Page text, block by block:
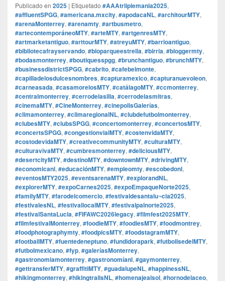
Publicado en 2025 | Etiquetado #AAAtriiplemania2025,
#affluentSPGG, #americana.mxcity, #apodacaNL, #architourMTY,
#arenaMonterrey, #arenamty, #artbusmetro,
#artecontemporáneoMTY, #arteMTY, #artgenresMTY,
#artmarketantiguo, #arttourMTY, #atreyuMTY, #barrioantiguo,
#bibliotecafrayservando, #bioparqueestrella, #birria, #bloggermty,
#bodasmonterrey, #boutiquesspgg, #brunchantiguo, #brunchMTY,
#businessdistrictSPGG, #cabrito, #cafebelmonte,
#capilladelosdulcesnombres, #capturamexico, #capturanuevoleon,
#carneasada, #casamorelosMTY, #catálagoMTY, #ccmonterrey,
#centralmonterrey, #cerrodelasilla, #cerrodelasmitras,
#cinemaMTY, #CineMonterrey, #cinepolisGalerías,
#climamonterrey, #climaregionalNL, #clubdefutbolmonterrey,
#clubesMTY, #clubsSPGG, #concertomonterrey, #concertosMTY,
#concertsSPGG, #congestionvialMTY, #costenvidaMTY,
#costodevidaMTY, #creativecommunityMTY, #culturaMTY,
#culturavivaMTY, #cumbresmonterrey, #deliciousMTY,
#desertcityMTY, #destinoMTY, #downtownMTY, #drivingMTY,
#economicanl, #educaciónMTY, #empleomty, #escobedonl,
#eventosMTY2025, #eventsarenaMTY, #explorandNL,
#explorerMTY, #expoCarnes2025, #expoEmpaqueNorte2025,
#familyMTY, #farodelcomercio, #festivaldesantalu¬cia2025,
#festivalesNL, #festivallocalMTY, #festivalpalnorte2025,
#festivalSantaLucia, #FIFAWC2026legacy, #filmfest2025MTY,
#filmfestivalMonterrey, #foodieMTY, #foodiesMTY, #foodmontrey,
#foodphotographymty, #foodpicsMTY, #foodstagramMTY,
#footballMTY, #fuentedeneptuno, #fundidorapark, #futbolisedelMTY,
#futbolmexicano, #fyp, #galeríasMonterrey,
#gastronomiamonterrey, #gastronomíanl, #gaymonterrey,
#gettransferMTY, #graffitiMTY, #guadalupeNL, #happinessNL,
#hikingmonterrey, #hikingtrailsNL, #homenajealsol, #hornodelaceo,